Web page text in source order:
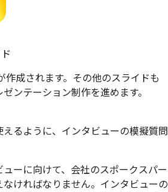
作成されます。その他のスライドも
ンテーション制作を進めます。
るように、インタビューの模擬質問
ーに向けて、会社のスポークスパー
ければなりません。インタビューの